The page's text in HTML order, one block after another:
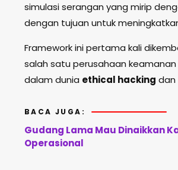
simulasi serangan yang mirip
dengan tujuan untuk
Framework ini pertama kali
salah satu perusahaan
dalam dunia ethical hacking dan
BACA JUGA:
Gudang Lama Mau Dinaikkan
Operasional